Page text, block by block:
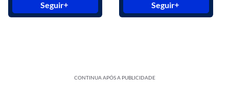
Seguir Seguir
CONTINUA APÓS A PUBLICIDADE